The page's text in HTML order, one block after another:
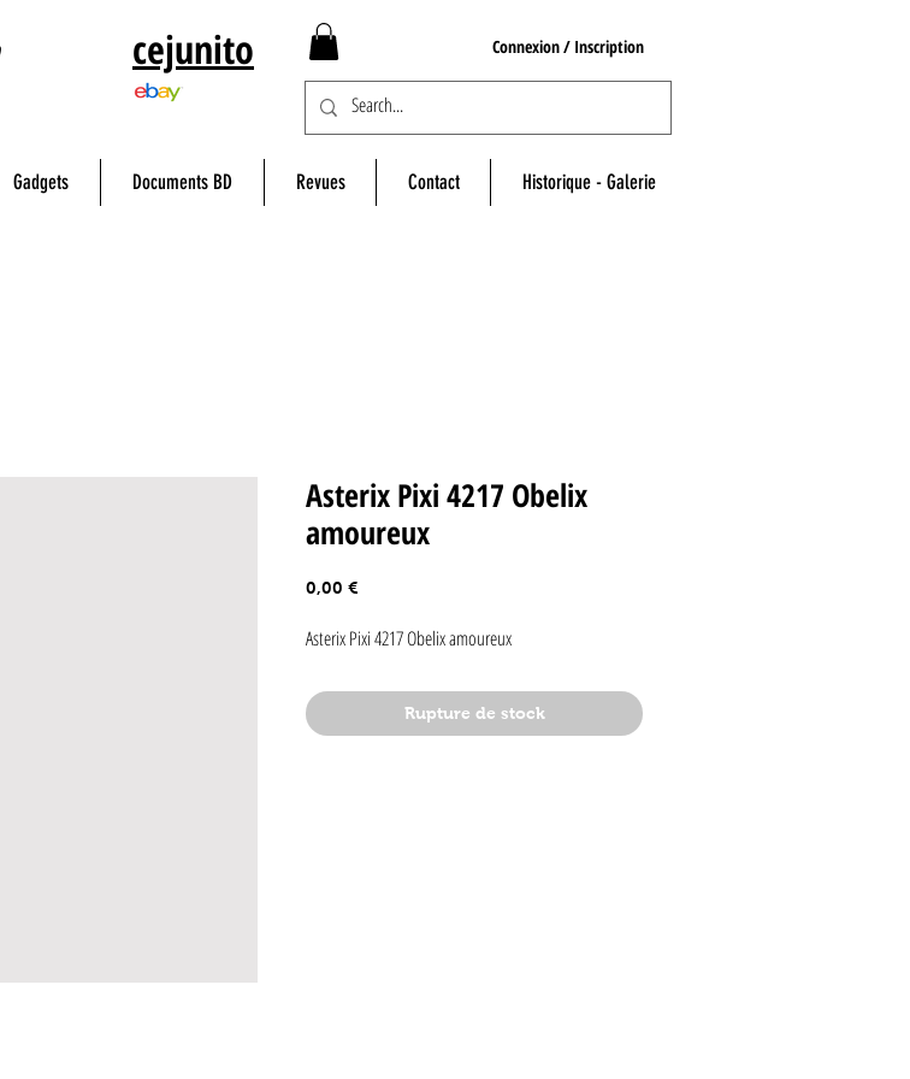
cejunito Connexion / Inscription
Gadgets Documents BD Revues Contact Historique - Galerie
Asterix Pixi 4217 Obelix
amoureux
0,00 €
Asterix Pixi 4217 Obelix amoureux
Rupture de stock